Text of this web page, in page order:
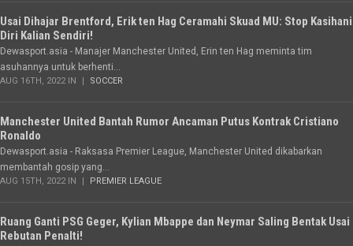
Usai Dihajar Brentford, Erik ten Hag Ceramahi Skuad MU: Stop Kasihani
Diri Kalian Sendiri!
Dewasport.asia - Manajer Manchester United, Erin ten Hag meminta tim
asuhannya untuk berhenti...
AUG 16TH, 2022 IN SOCCER
Manchester United Bantah Rumor Ancaman Putus Kontrak Cristiano
Ronaldo
Dewasport.asia - Raksasa Premier League, Manchester United dikabarkan
membantah gosip yang...
AUG 15TH, 2022 IN PREMIER LEAGUE
Ruang Ganti PSG Geger, Kylian Mbappe dan Neymar Saling Bentak Usai
Rebutan Penalti!